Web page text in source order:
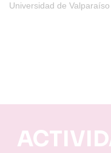
Universidad de